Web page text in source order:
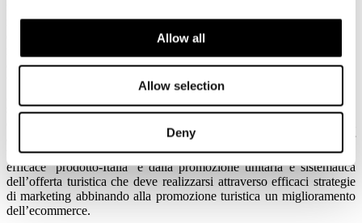
Allow all
Allow selection
Deny
indispensabile – ha aggiunto il coordinatore nazionale Cna Turismo
e Commercio, Cristiano Tomei – potenziare la sostenibilità e la
cultura con le eccellenze enogastronomiche e identitarie di un
territorio nazionale che vanta oltre 50 siti Unesco”. Il Direttore
generale di Federturismo Confindustria, Antonio Barreca, ha
sottolineato come “l’Italia stia consolidando la propria presenza
all’ottavo posto nella classifica dei 100 brand-Paese a maggior
valore economico. Il vero nodo è costituito dalla costruzione di un
efficace ‘prodotto-Italia’ e dalla promozione unitaria e sistematica
dell’offerta turistica che deve realizzarsi attraverso efficaci strategie
di marketing abbinando alla promozione turistica un miglioramento
dell’ecommerce.